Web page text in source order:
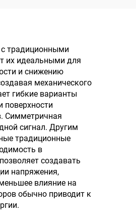
на
плате, 50 Гц,
36 В,
вход
380 В
традиционными
их идеальными для
и снижению
механического
гибкие варианты
поверхности
Симметричная
сигнал. Другим
традиционные
в
создавать
напряжения,
влияние на
обычно приводит к